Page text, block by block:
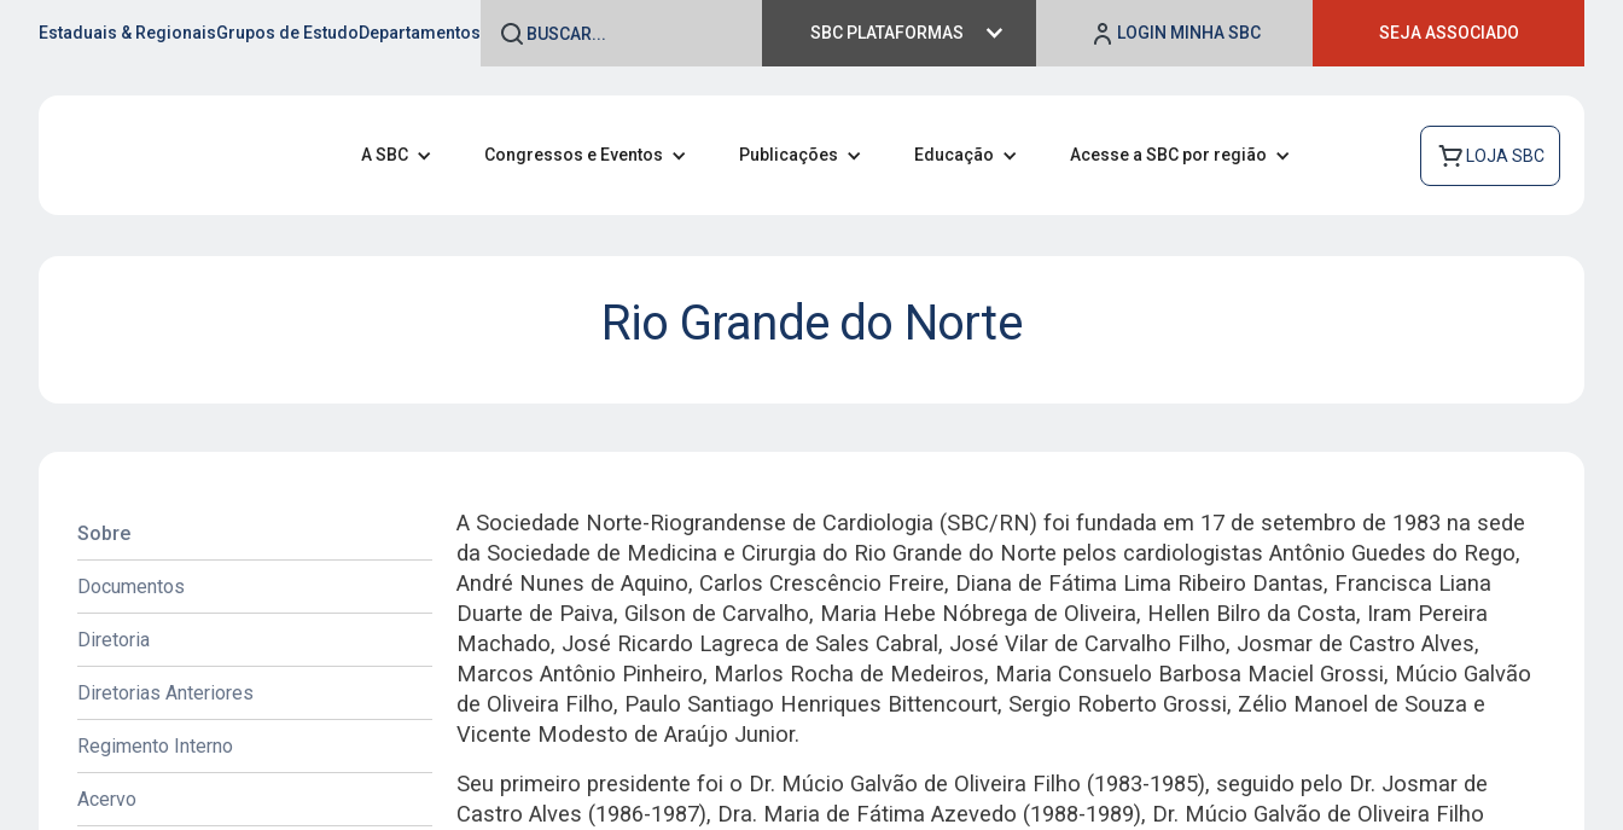
Estaduais & RegionaisGrupos de EstudoDepartamentos SBC PLATAFORMAS LOGIN MINHA SBC SEJA ASSOCIADO
A SBC Congressos e Eventos Publicações Educação Acesse a SBC por região LOJA SBC
Rio Grande do Norte
Ao se associar a SBC você tem a chance de ampliar conexões,
compartilhar experiências e contribui para o avanço da cardiologia
no país.
Sobre
Documentos
Diretoria
Diretorias Anteriores
Regimento Interno
Acervo
A Sociedade Norte-Riograndense de Cardiologia (SBC/RN) foi fundada em 17 de setembro de 1983 na sede
da Sociedade de Medicina e Cirurgia do Rio Grande do Norte pelos cardiologistas Antônio Guedes do Rego,
André Nunes de Aquino, Carlos Crescêncio Freire, Diana de Fátima Lima Ribeiro Dantas, Francisca Liana
Duarte de Paiva, Gilson de Carvalho, Maria Hebe Nóbrega de Oliveira, Hellen Bilro da Costa, Iram Pereira
Machado, José Ricardo Lagreca de Sales Cabral, José Vilar de Carvalho Filho, Josmar de Castro Alves,
Marcos Antônio Pinheiro, Marlos Rocha de Medeiros, Maria Consuelo Barbosa Maciel Grossi, Múcio Galvão
de Oliveira Filho, Paulo Santiago Henriques Bittencourt, Sergio Roberto Grossi, Zélio Manoel de Souza e
Vicente Modesto de Araújo Junior.
Seu primeiro presidente foi o Dr. Múcio Galvão de Oliveira Filho (1983-1985), seguido pelo Dr. Josmar de
Castro Alves (1986-1987), Dra. Maria de Fátima Azevedo (1988-1989), Dr. Múcio Galvão de Oliveira Filho